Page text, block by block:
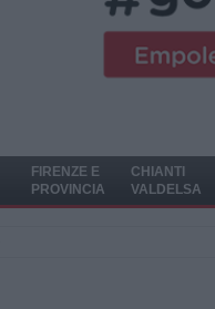
FIRENZE E
PROVINCIA
CHIANTI
VALDELSA